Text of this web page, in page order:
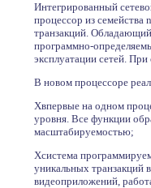
Интегрированный
процессор из семейства
транзакций.
программно-
эксплуатации сетей.
В новом процессоре
Хвпервые на одном
уровня. Все функции
масштабируемостью;
Хсистема
уникальных транзакций
видеоприложений,